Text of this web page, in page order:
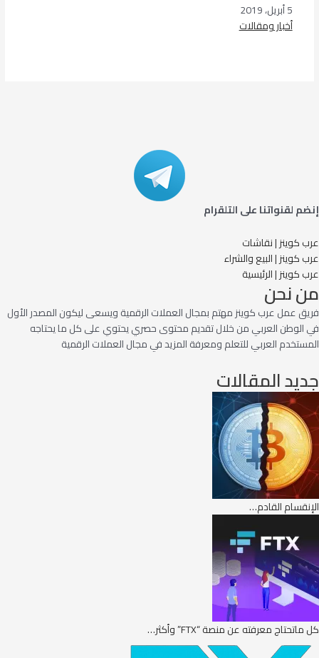
التاريخ
5 أبريل، 2019
في ما يتعلق بما يأتي
أخبار ومقالات
إنضم لقنواتنا على التلقرام
عرب كوينز | نقاشات
عرب كوينز | البيع والشراء
عرب كوينز | الرئيسية
من نحن
فريق عمل عرب كوينز مهتم بمجال العملات الرقمية ويسعى ليكون المصدر الأول
في الوطن العربي من خلال تقديم محتوى حصري يحتوي على كل ما يحتاجه
المستخدم العربي للتعلم ومعرفة المزيد في مجال العملات الرقمية
جديد المقالات
الإنقسام القادم…
كل ماتحتاج معرفته عن منصة “FTX” وأكثر…